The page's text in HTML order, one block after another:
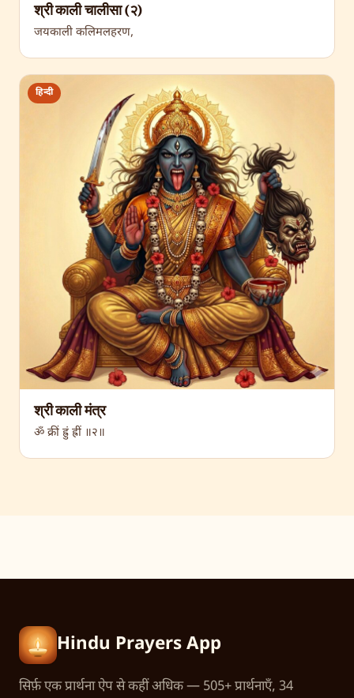
श्री काली चालीसा (२)
जयकाली कलिमलहरण,
हिन्दी
श्री काली मंत्र
ॐ क्रीं ह्रुं ह्रीं ॥२॥
Hindu Prayers App
सिर्फ़ एक प्रार्थना ऐप से कहीं अधिक — 505+ प्रार्थनाएँ, 34